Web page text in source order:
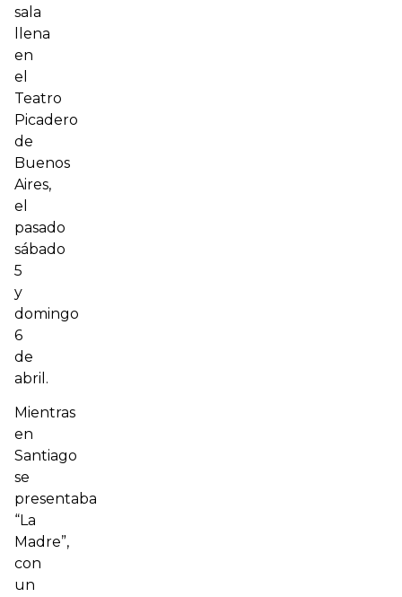
sala
llena
en
el
Teatro
Picadero
de
Buenos
Aires,
el
pasado
sábado
5
y
domingo
6
de
abril.
Mientras
en
Santiago
se
presentaba
“La
Madre”,
con
un